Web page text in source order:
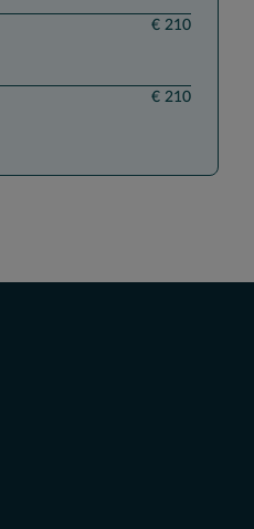
€ 210
€ 210